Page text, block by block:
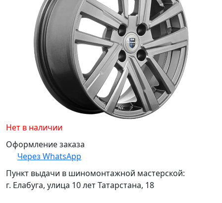
Нет в наличии
Оформление заказа
Через WhatsApp
Пункт выдачи в шиномонтажной мастерской:
г. Елабуга, улица 10 лет Татарстана, 18